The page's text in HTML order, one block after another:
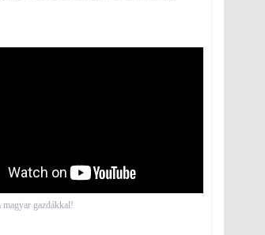
magyar gazdákkal!